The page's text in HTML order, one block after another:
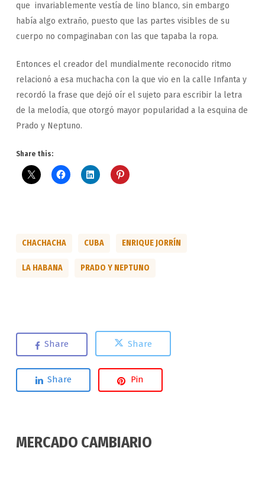
que invariablemente vestía de lino blanco, sin embargo
había algo extraño, puesto que las partes visibles de su
cuerpo no compaginaban con las que tapaba la ropa.
Entonces el creador del mundialmente reconocido ritmo
relacionó a esa muchacha con la que vio en la calle Infanta y
recordó la frase que dejó oír el sujeto para escribir la letra
de la melodía, que otorgó mayor popularidad a la esquina de
Prado y Neptuno.
Share this:
CHACHACHA CUBA ENRIQUE JORRÍN
LA HABANA PRADO Y NEPTUNO
Share Share
Share Pin
MERCADO CAMBIARIO